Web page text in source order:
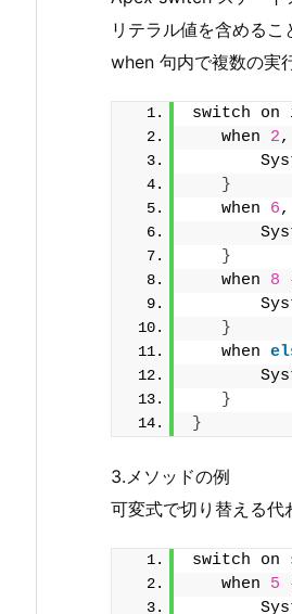
リテラル値を含める
when 句内で複数の実
switch on
   when
2,
}
   when
6,
}
   when
8
}
   when
}
}
3.メソッドの例
可変式で切り替える代
switch on
   when
5